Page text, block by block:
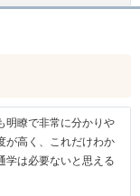
明瞭で非常に分かりや
が高く、これだけわか
学は必要ないと思える